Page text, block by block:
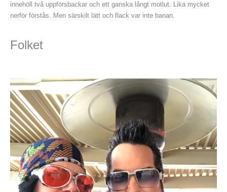
innehöll två uppförsbackar och ett ganska långt motlut. Lika mycket
nerför förstås. Men särskilt lätt och flack var inte banan.
Folket